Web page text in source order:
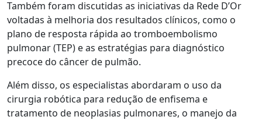
Também foram discutidas as iniciativas da Rede D’Or
voltadas à melhoria dos resultados clínicos, como o
plano de resposta rápida ao tromboembolismo
pulmonar (TEP) e as estratégias para diagnóstico
precoce do câncer de pulmão.
Além disso, os especialistas abordaram o uso da
cirurgia robótica para redução de enfisema e
tratamento de neoplasias pulmonares, o manejo da